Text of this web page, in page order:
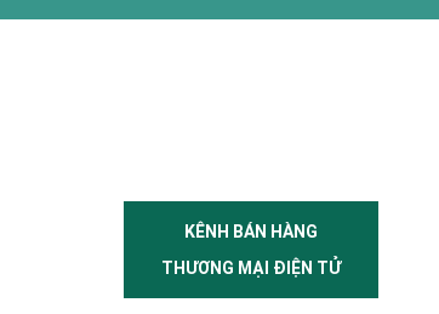
KÊNH BÁN HÀNG
THƯƠNG MẠI ĐIỆN TỬ